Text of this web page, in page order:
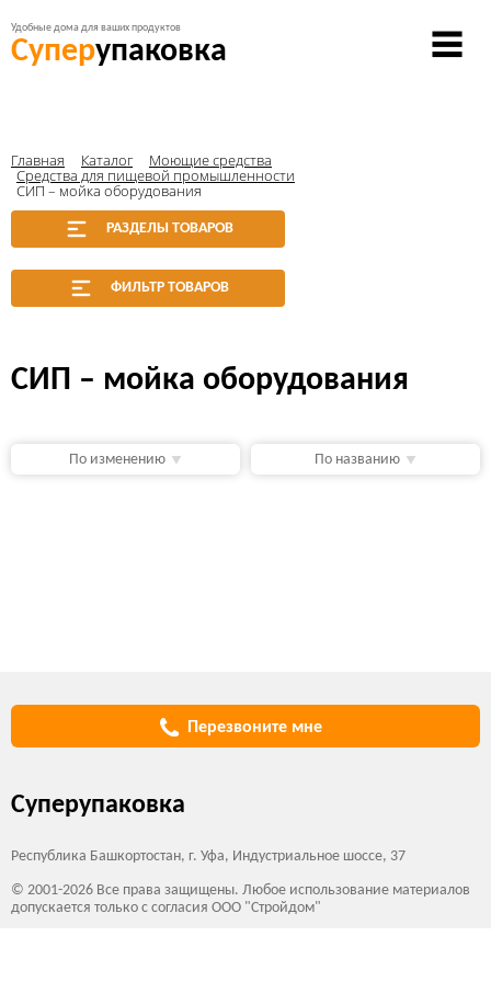
Удобные дома для ваших продуктов
Суперупаковка
Главная Каталог Моющие средства
Средства для пищевой промышленности
СИП – мойка оборудования
РАЗДЕЛЫ ТОВАРОВ
ФИЛЬТР ТОВАРОВ
СИП – мойка оборудования
По изменению По названию
Суперупаковка
Республика Башкортостан, г. Уфа, Индустриальное шоссе, 37
© 2001-2026 Все права защищены. Любое использование материалов
допускается только с согласия ООО "Стройдом"
Перезвоните мне